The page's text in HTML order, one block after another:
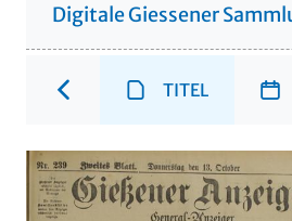
Digitale Giessener
TITEL